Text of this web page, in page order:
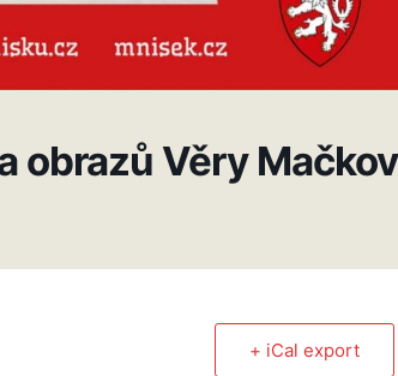
obrazů Věry
+ iCal export